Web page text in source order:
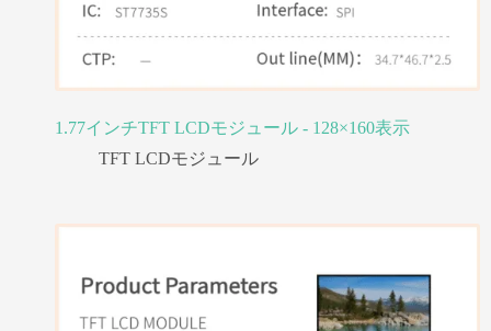
1.77インチTFT LCDモジュール - 128×160表示
TFT LCDモジュール